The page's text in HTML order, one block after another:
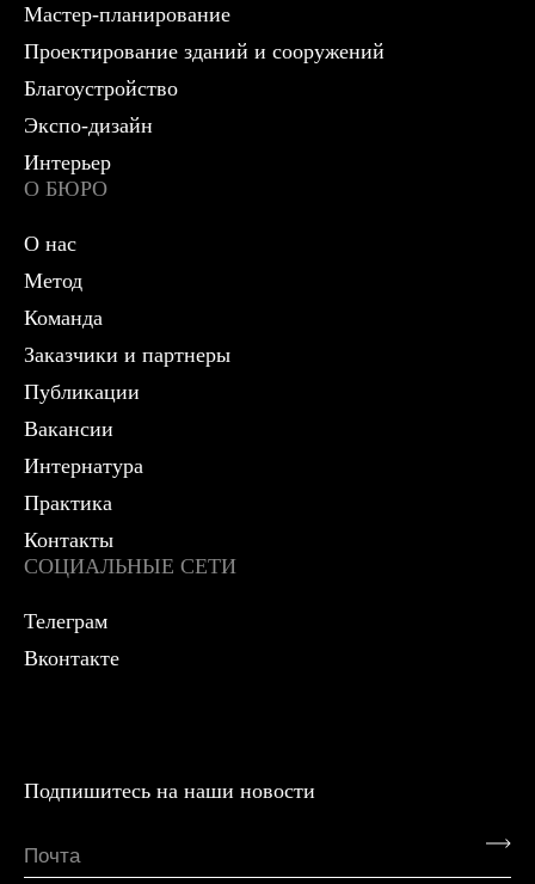
Мастер-планирование
Проектирование зданий и сооружений
Благоустройство
Экспо-дизайн
Интерьер
О БЮРО
О нас
Метод
Команда
Заказчики и партнеры
Публикации
Вакансии
Интернатура
Практика
Контакты
СОЦИАЛЬНЫЕ СЕТИ
Телеграм
Вконтакте
Подпишитесь на наши новости